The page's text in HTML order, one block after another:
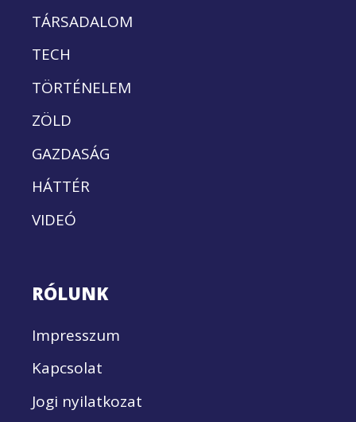
TÁRSADALOM
TECH
TÖRTÉNELEM
ZÖLD
GAZDASÁG
HÁTTÉR
VIDEÓ
RÓLUNK
Impresszum
Kapcsolat
Jogi nyilatkozat